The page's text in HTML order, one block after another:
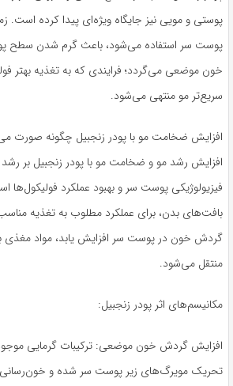
پوستی و مویی نیز جایگاه ویژه‌ای پیدا کرده است.
پوست سر استفاده می‌شود، باعث گرم شدن سطح
خون موضعی می‌گردد؛ فرایندی که به تغذیه بهتر
سریع‌تر مو منتهی می‌شود.
افزایش ضخامت مو با پودر زنجبیل چگونه صورت
افزایش رشد مو و ضخامت مو با پودر زنجبیل بر
فیزیولوژیکی پوست سر و بهبود عملکرد فولیکول‌ها
بافت‌های بدن، برای عملکرد مطلوب به تغذیه
گردش خون در پوست سر افزایش یابد، مواد مغذی
منتقل می‌شود.
مکانیسم‌های اثر پودر زنجبیل:
افزایش گردش خون موضعی: ترکیبات گرمایی
تحریک مویرگ‌های زیر پوست سر شده و خون‌رسانی